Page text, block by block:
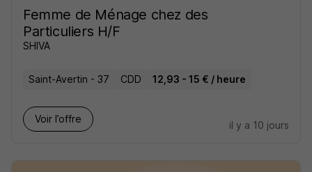
Femme de Ménage chez des
Particuliers H/F
SHIVA
Saint-Avertin - 37 CDD 12,93 - 15 € / heure
Voir l’offre
il y a 10 jours